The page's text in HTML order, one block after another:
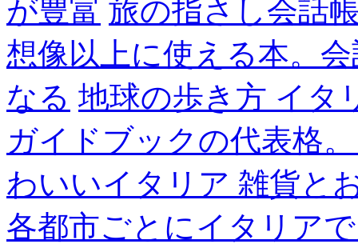
が豊富 旅の指さし会話
想像以上に使える本。
なる 地球の歩き方 イタ
ガイドブックの代表格
わいいイタリア 雑貨と
各都市ごとにイタリア